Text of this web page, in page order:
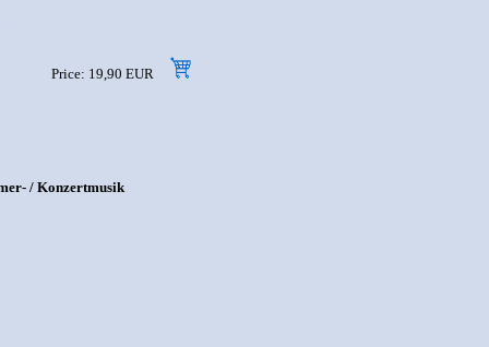
Price: 19,90 EUR
/ Konzertmusik